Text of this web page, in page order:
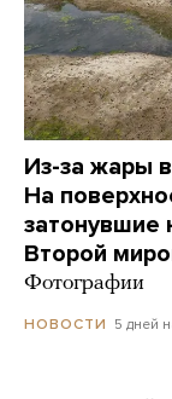
Из-за жары
На
затонувшие
Второй
Фотографии
НОВОСТИ 5 дней